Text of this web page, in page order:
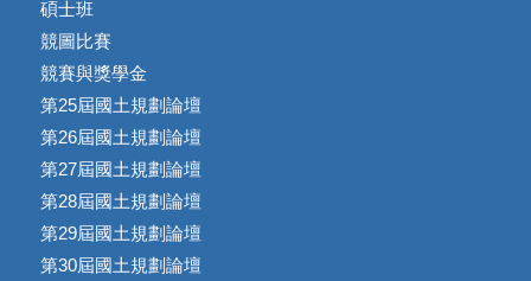
碩士班
競圖比賽
競賽與獎學金
第25屆國土規劃論壇
第26屆國土規劃論壇
第27屆國土規劃論壇
第28屆國土規劃論壇
第29屆國土規劃論壇
第30屆國土規劃論壇